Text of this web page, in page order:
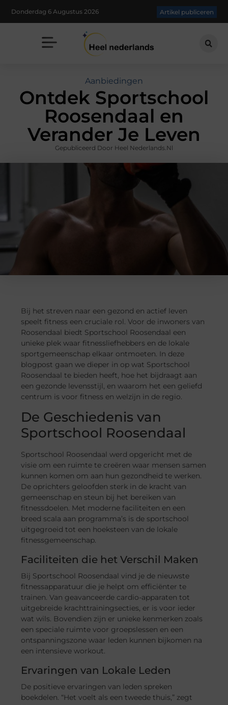
Donderdag 6 Augustus 2026 Artikel publiceren
Aanbiedingen
Ontdek Sportschool
Roosendaal en
Verander Je Leven
Gepubliceerd Door Heel Nederlands.nl
Bij het streven naar een gezond en actief leven
speelt fitness een cruciale rol. Voor de inwoners van
Roosendaal biedt Sportschool Roosendaal een
unieke plek waar fitnessliefhebbers en de lokale
sportgemeenschap elkaar ontmoeten. In deze
blogpost gaan we dieper in op wat Sportschool
Roosendaal te bieden heeft, hoe het bijdraagt aan
een gezonde levensstijl, en waarom het een geliefd
centrum is voor fitness en welzijn in de regio.
De Geschiedenis van
Sportschool Roosendaal
Sportschool Roosendaal werd opgericht met de
visie om een ruimte te creëren waar mensen samen
kunnen komen om aan hun gezondheid te werken.
De oprichters geloofden sterk in de kracht van
gemeenschap en steun bij het bereiken van
fitnessdoelen. Met moderne faciliteiten en een
breed scala aan programma’s is de sportschool
uitgegroeid tot een hoeksteen van de lokale
fitnessgemeenschap.
Faciliteiten die het Verschil Maken
Bij Sportschool Roosendaal vind je de nieuwste
fitnessapparatuur die je helpt om efficiënter te
trainen. Van geavanceerde cardio-apparaten tot
uitgebreide krachttrainingsecties, er is voor ieder
wat wils. Bovendien zijn er unieke kenmerken zoals
een speciale ruimte voor groepslessen en een
ontspanningszone waar leden kunnen bijkomen na
een intensieve workout.
Ervaringen van Lokale Leden
De positieve ervaringen van leden spreken
boekdelen. “Het voelt als een tweede thuis,” zegt